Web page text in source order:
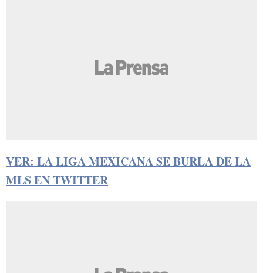
VER: LA LIGA MEXICANA SE BURLA DE LA
MLS EN TWITTER